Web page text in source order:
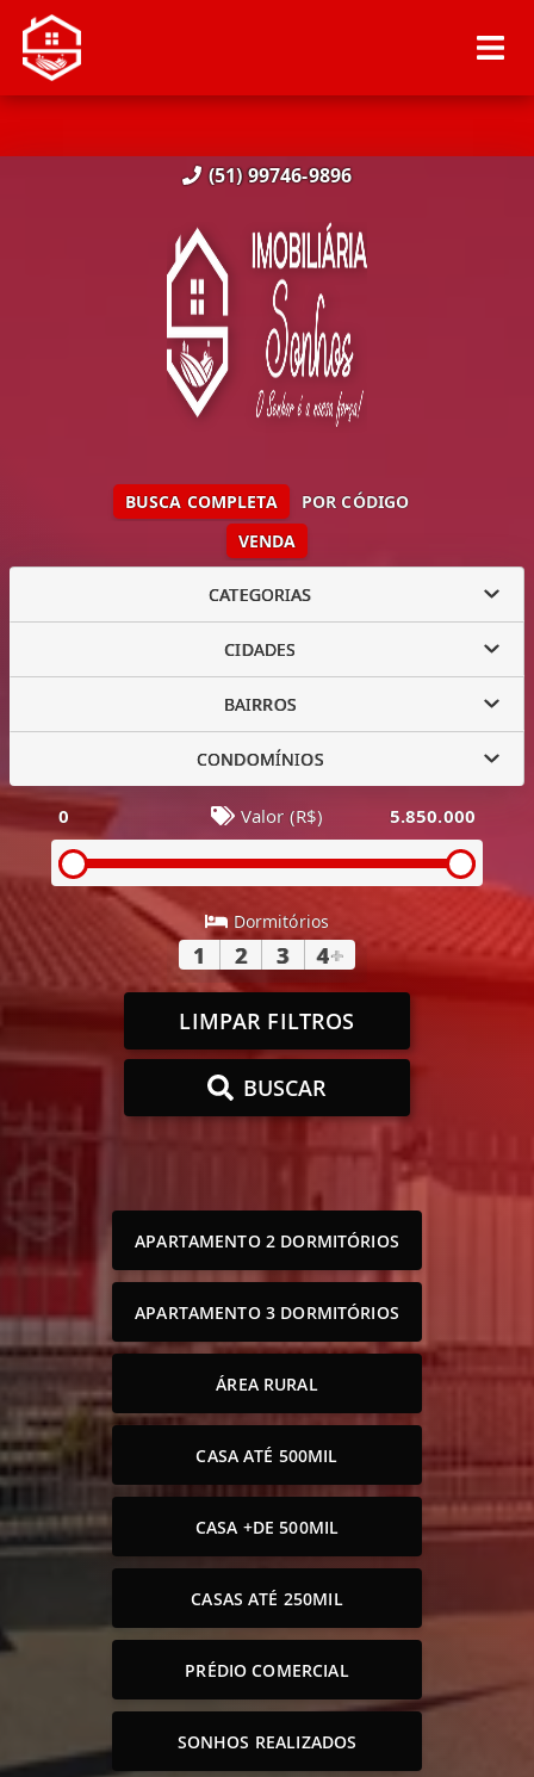
(51) 99746-9896
VENDA
BUSCA COMPLETA POR CÓDIGO
CATEGORIAS
CIDADES
BAIRROS
CONDOMÍNIOS
0 Valor (R$) 5.850.000
Dormitórios
1 2 3 4+
LIMPAR FILTROS
BUSCAR
APARTAMENTO 2 DORMITÓRIOS
APARTAMENTO 3 DORMITÓRIOS
ÁREA RURAL
CASA ATÉ 500MIL
CASA +DE 500MIL
CASAS ATÉ 250MIL
PRÉDIO COMERCIAL
SONHOS REALIZADOS